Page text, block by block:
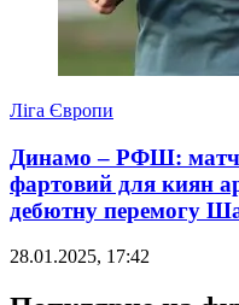
Ліга Європи
Динамо – РФШ: матч
фартовий для киян
дебютну перемогу
28.01.2025, 17:42